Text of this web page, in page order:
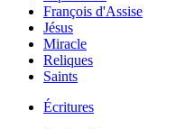
François d'Assise
Jésus
Miracle
Reliques
Saints
Écritures